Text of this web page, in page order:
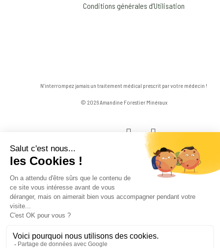
Conditions générales d’Utilisation
N’interrompez jamais un traitement médical prescrit par votre médecin !
© 2026 Amandine Forestier Minéraux
facebook instagram
Close
Menu